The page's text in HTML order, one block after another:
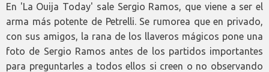
En 'La Ouija Today' sale Sergio Ramos, que viene a ser el
arma más potente de Petrelli. Se rumorea que en privado,
con sus amigos, la rana de los llaveros mágicos pone una
foto de Sergio Ramos antes de los partidos importantes
para preguntarles a todos ellos si creen o no observando